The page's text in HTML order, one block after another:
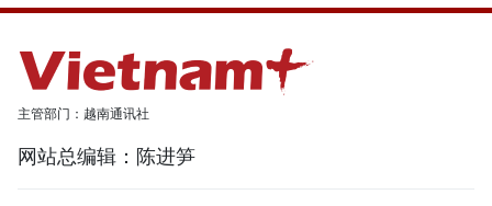
主管部门：越南通讯社
网站总编辑：陈进笋